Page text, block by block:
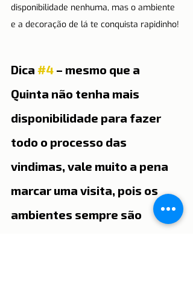
disponibilidade nenhuma, mas o ambiente
e a decoração de lá te conquista rapidinho!
Dica #4 – mesmo que a
Quinta não tenha mais
disponibilidade para fazer
todo o processo das
vindimas, vale muito a pena
marcar uma visita, pois os
ambientes sempre são